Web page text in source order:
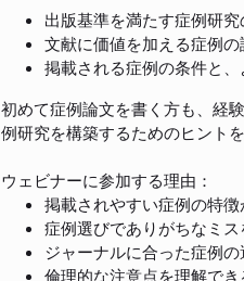
出版基準を満たす症例研
文献に価値を加える症例
掲載される症例の条件と
初めて症例論文を書く方も、経
例研究を構築するためのヒントを
ウェビナーに参加する理由：
掲載されやすい症例の特徴
症例選びでありがちなミス
ジャーナルに合った症例
倫理的な注意点を理解でき